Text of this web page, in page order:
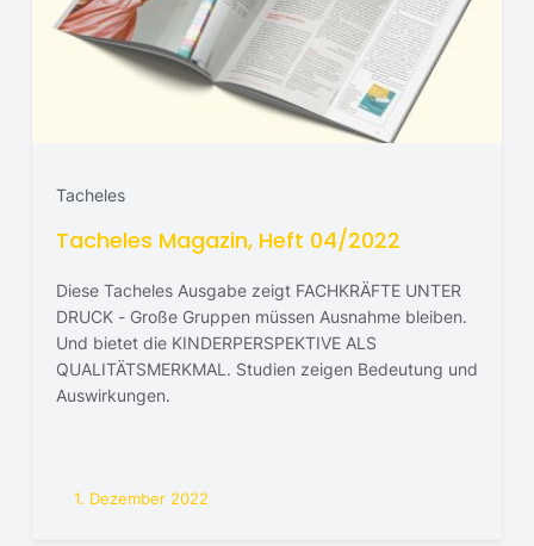
Tacheles
Tacheles Magazin, Heft 04/2022
Diese Tacheles Ausgabe zeigt FACHKRÄFTE UNTER
DRUCK - Große Gruppen müssen Ausnahme bleiben.
Und bietet die KINDERPERSPEKTIVE ALS
QUALITÄTSMERKMAL. Studien zeigen Bedeutung und
Auswirkungen.
1. Dezember 2022